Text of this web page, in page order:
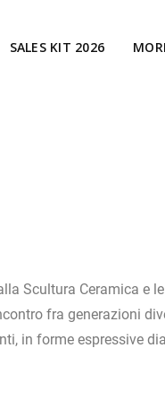
SALES KIT 2026
Scultura Ceramica e
fra generazioni
in forme espressive